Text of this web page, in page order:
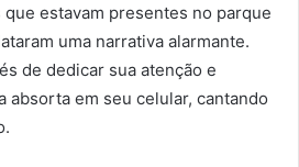
estavam presentes no parque
uma narrativa alarmante.
de dedicar sua atenção e
absorta em seu celular, cantando